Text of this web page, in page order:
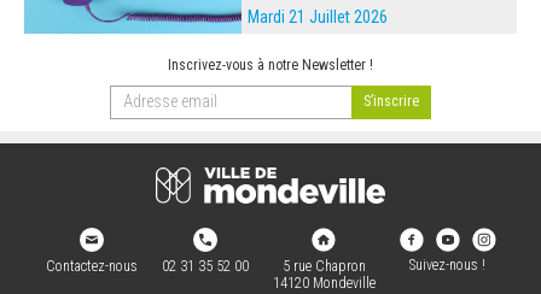
Mardi 21 Juillet 2026
Inscrivez-vous à notre Newsletter !
Contactez-nous 02 31 35 52 00
5 rue Chapron
14120 Mondeville
Suivez-nous !